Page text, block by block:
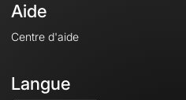
Aide
Centre d'aide
Langue